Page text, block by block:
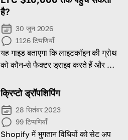
है?
30 जून 2026
1126 टिप्पणियाँ
यह गाइड बताएगा कि लाइटकॉइन की ग्रोथ
को कौन-से फैक्टर ड्राइव करते हैं और आने
सकती है!
क्रिप्टो ड्रॉपशिपिंग
28 सितंबर 2023
99 टिप्पणियाँ
Shopify में भुगतान विधियों को सेट अप